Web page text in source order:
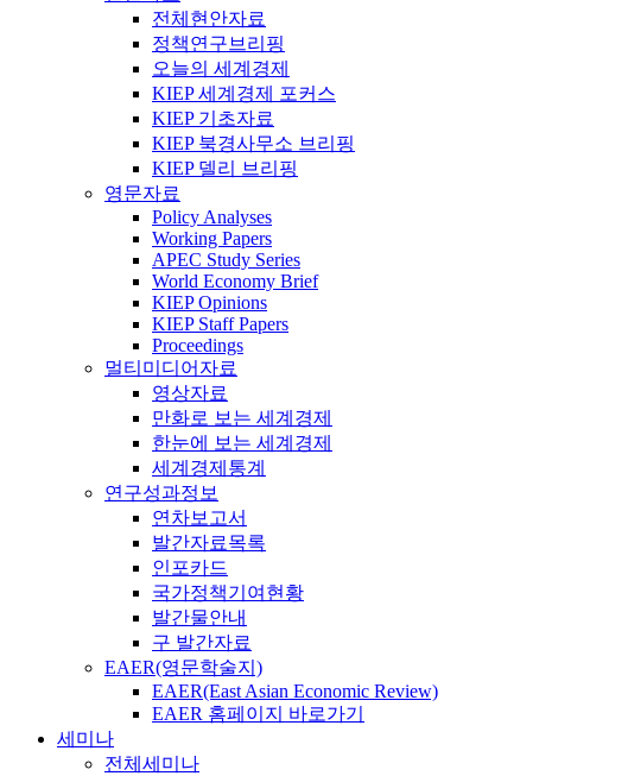
전체현안자료
정책연구브리핑
오늘의 세계경제
KIEP 세계경제 포커스
KIEP 기초자료
KIEP 북경사무소 브리핑
KIEP 델리 브리핑
영문자료
Policy Analyses
Working Papers
APEC Study Series
World Economy Brief
KIEP Opinions
KIEP Staff Papers
Proceedings
멀티미디어자료
영상자료
만화로 보는 세계경제
한눈에 보는 세계경제
세계경제통계
연구성과정보
연차보고서
발간자료목록
인포카드
국가정책기여현황
발간물안내
구 발간자료
EAER(영문학술지)
EAER(East Asian Economic Review)
EAER 홈페이지 바로가기
세미나
전체세미나